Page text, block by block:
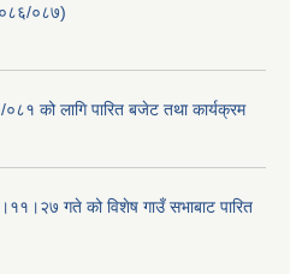
०८७)
को लागि पारित बजेट तथा कार्यक्रम
गते को विशेष गाउँ सभाबाट पारित